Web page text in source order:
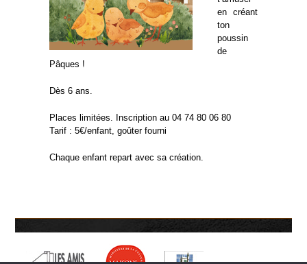
en créant
ton
poussin
de
Pâques !
Dès 6 ans.
Places limitées. Inscription au 04 74 80 06 80
Tarif : 5€/enfant, goûter fourni
Chaque enfant repart avec sa création.